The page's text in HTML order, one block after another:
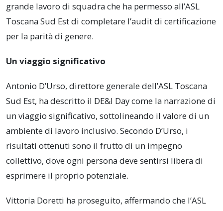
grande lavoro di squadra che ha permesso all’ASL
Toscana Sud Est di completare l’audit di certificazione
per la parità di genere.
Un viaggio significativo
Antonio D’Urso, direttore generale dell’ASL Toscana
Sud Est, ha descritto il DE&I Day come la narrazione di
un viaggio significativo, sottolineando il valore di un
ambiente di lavoro inclusivo. Secondo D’Urso, i
risultati ottenuti sono il frutto di un impegno
collettivo, dove ogni persona deve sentirsi libera di
esprimere il proprio potenziale.
Vittoria Doretti ha proseguito, affermando che l’ASL